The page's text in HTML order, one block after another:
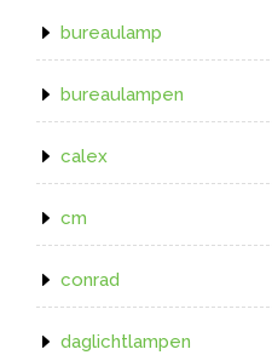
bureaulamp
bureaulampen
calex
cm
conrad
daglichtlampen